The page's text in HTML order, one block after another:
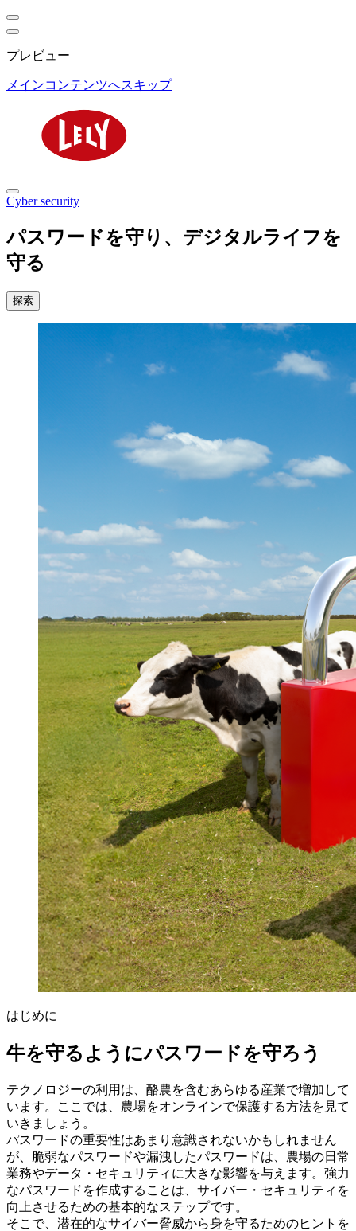
プレビュー
メインコンテンツへスキップ
Cyber security
パスワードを守り、デジタルライフを
守る
探索
はじめに
牛を守るようにパスワードを守ろう
テクノロジーの利用は、酪農を含むあらゆる産業で増加して
います。ここでは、農場をオンラインで保護する方法を見て
いきましょう。
パスワードの重要性はあまり意識されないかもしれません
が、脆弱なパスワードや漏洩したパスワードは、農場の日常
業務やデータ・セキュリティに大きな影響を与えます。強力
なパスワードを作成することは、サイバー・セキュリティを
向上させるための基本的なステップです。
そこで、潜在的なサイバー脅威から身を守るためのヒントを